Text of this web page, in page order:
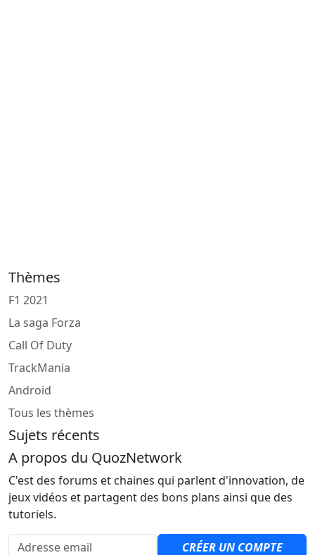
Thèmes
F1 2021
La saga Forza
Call Of Duty
TrackMania
Android
Tous les thèmes
Sujets récents
A propos du QuozNetwork
C'est des forums et chaines qui parlent d'innovation, de
jeux vidéos et partagent des bons plans ainsi que des
tutoriels.
Adresse email
CRÉER UN COMPTE